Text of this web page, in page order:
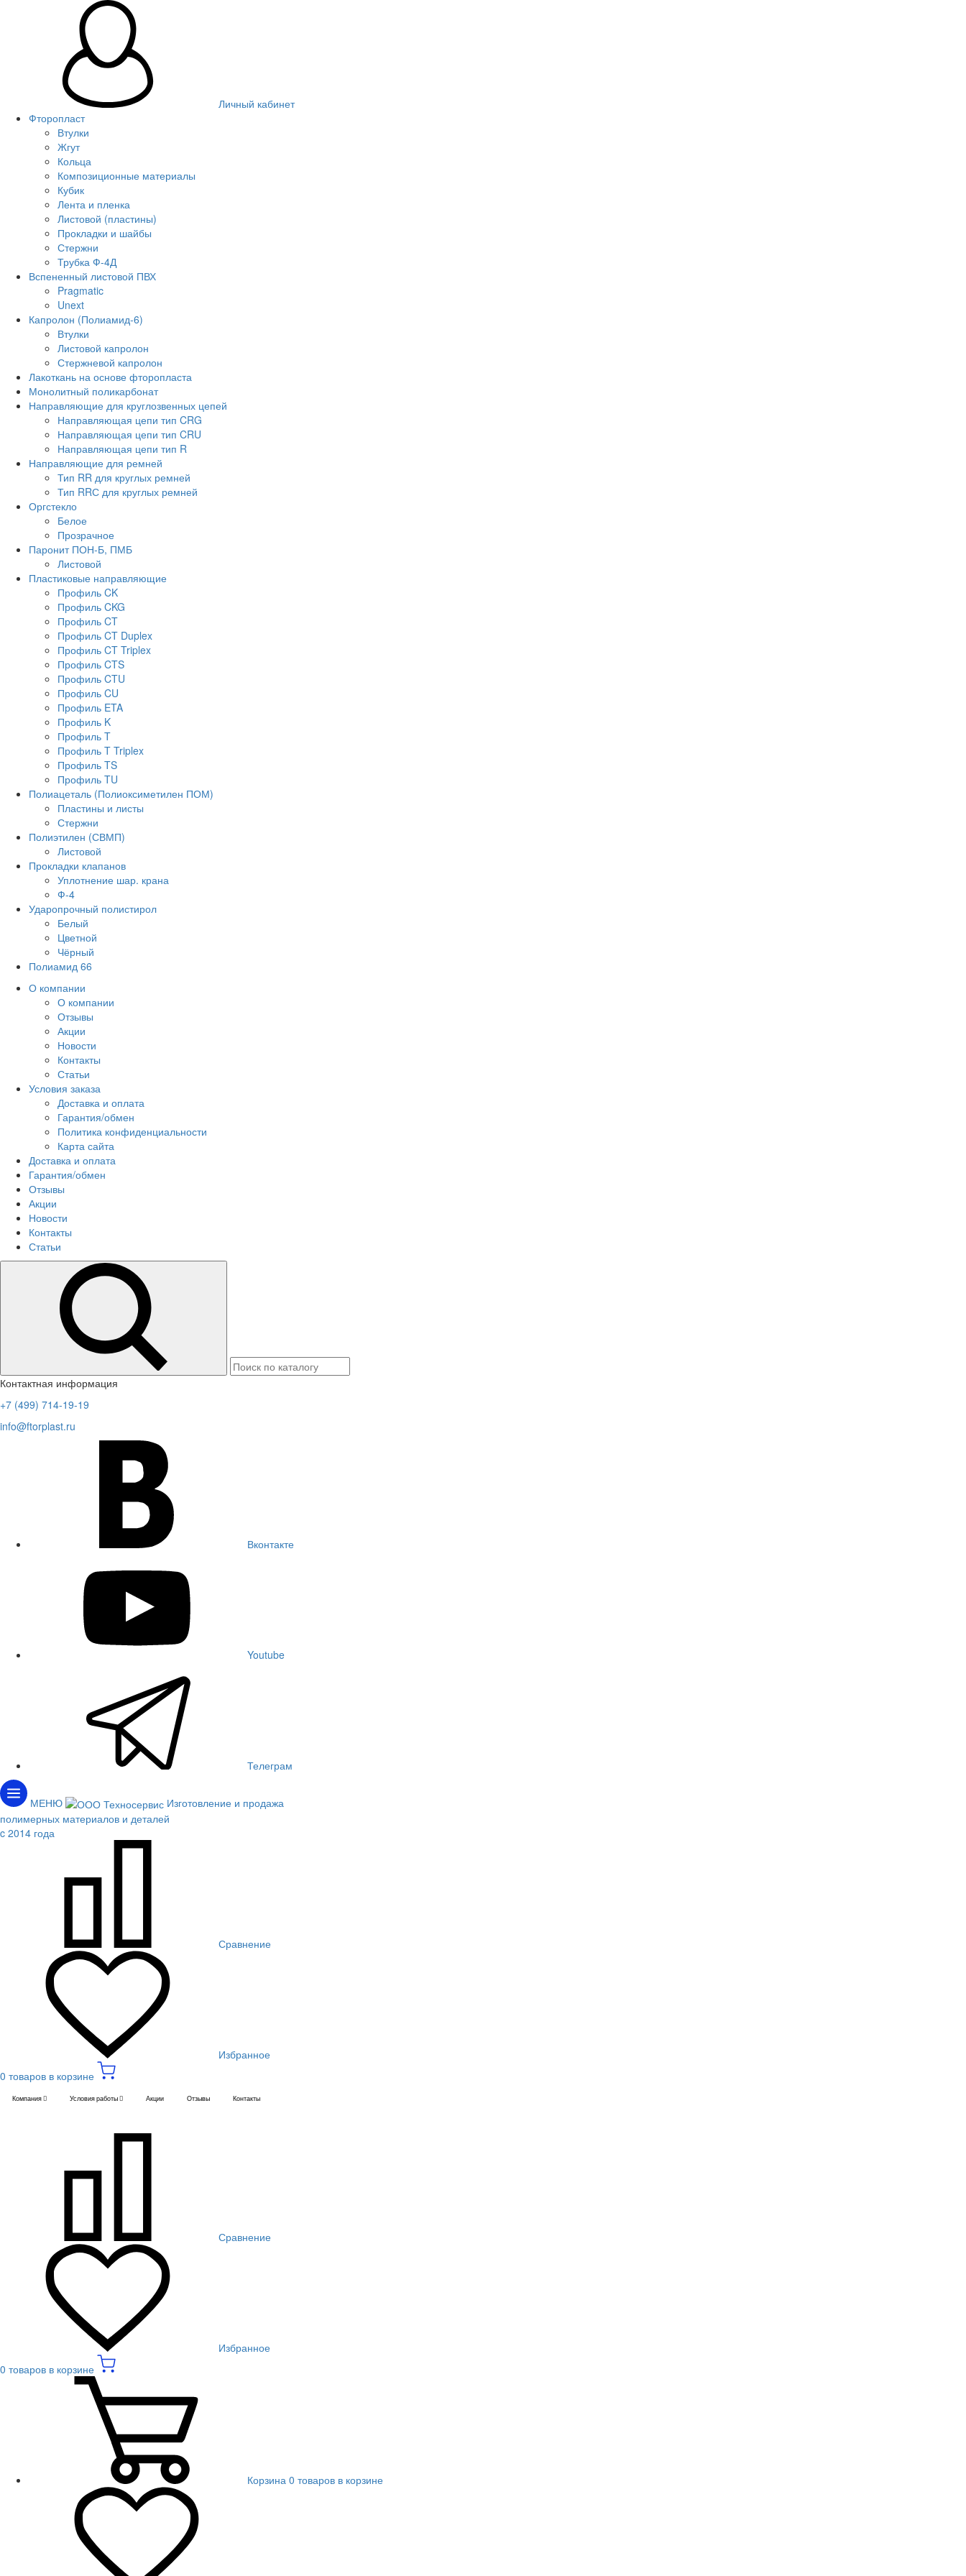
Личный кабинет
Фторопласт
Втулки
Жгут
Кольца
Композиционные материалы
Кубик
Лента и пленка
Листовой (пластины)
Прокладки и шайбы
Стержни
Трубка Ф-4Д
Вспененный листовой ПВХ
Pragmatic
Unext
Капролон (Полиамид-6)
Втулки
Листовой капролон
Стержневой капролон
Лакоткань на основе фторопласта
Монолитный поликарбонат
Направляющие для круглозвенных цепей
Направляющая цепи тип CRG
Направляющая цепи тип CRU
Направляющая цепи тип R
Направляющие для ремней
Тип RR для круглых ремней
Тип RRС для круглых ремней
Оргстекло
Белое
Прозрачное
Паронит ПОН-Б, ПМБ
Листовой
Пластиковые направляющие
Профиль CK
Профиль CKG
Профиль CT
Профиль CT Duplex
Профиль CT Triplex
Профиль CTS
Профиль CTU
Профиль CU
Профиль ETA
Профиль K
Профиль T
Профиль T Triplex
Профиль TS
Профиль TU
Полиацеталь (Полиоксиметилен ПОМ)
Пластины и листы
Стержни
Полиэтилен (СВМП)
Листовой
Прокладки клапанов
Уплотнение шар. крана
Ф-4
Ударопрочный полистирол
Белый
Цветной
Чёрный
Полиамид 66
О компании
О компании
Отзывы
Акции
Новости
Контакты
Статьи
Условия заказа
Доставка и оплата
Гарантия/обмен
Политика конфиденциальности
Карта сайта
Доставка и оплата
Гарантия/обмен
Отзывы
Акции
Новости
Контакты
Статьи
Контактная информация
+7 (499) 714-19-19
info@ftorplast.ru
Вконтакте
Youtube
Телеграм
МЕНЮ
Изготовление и продажа
полимерных материалов и деталей
c 2014 года
Сравнение
Избранное
0 товаров в корзине
Компания Условия работы Акции Отзывы Контакты
Сравнение
Избранное
0 товаров в корзине
Корзина 0 товаров в корзине